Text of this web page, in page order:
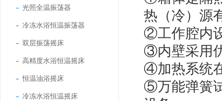
光照全温振荡器
冷冻水浴恒温振荡器
双层振荡摇床
高精度水浴恒温摇床
恒温油浴摇床
冷冻水浴恒温摇床
热（冷）源
②工作腔内
③内壁采用
④加热系统
⑤万能弹簧